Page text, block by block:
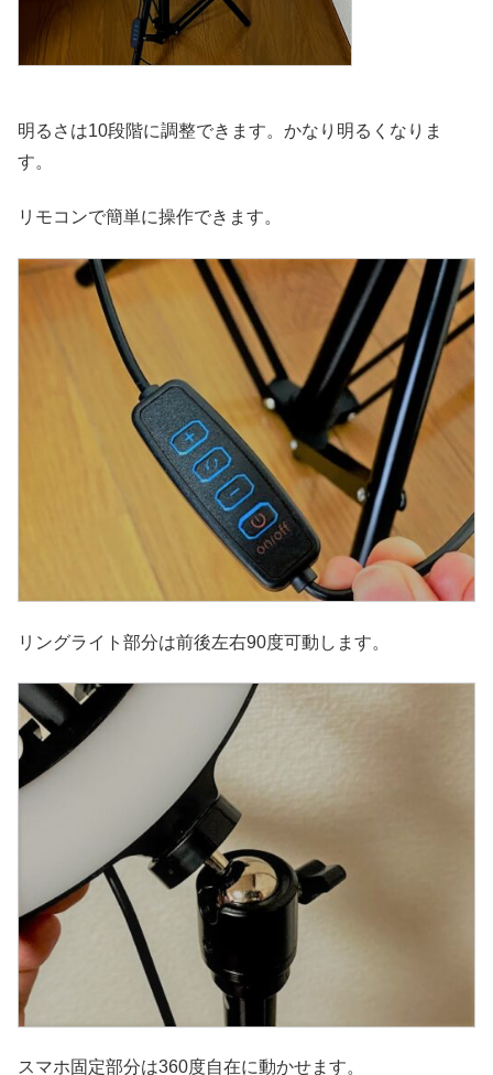
明るさは10段階に調整できます。かなり明るくなりま
す。
リモコンで簡単に操作できます。
リングライト部分は前後左右90度可動します。
スマホ固定部分は360度自在に動かせます。